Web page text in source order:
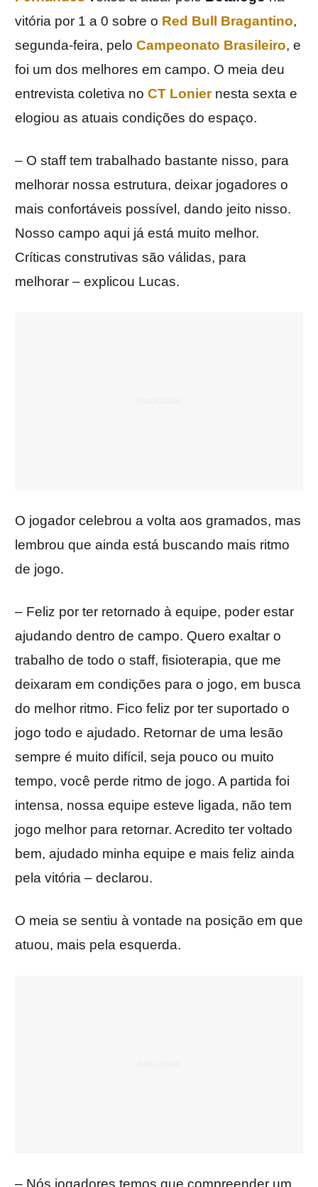
vitória por 1 a 0 sobre o Red Bull Bragantino,
segunda-feira, pelo Campeonato Brasileiro, e
foi um dos melhores em campo. O meia deu
entrevista coletiva no CT Loniernesta sexta e
elogiou as atuais condições do espaço.
– O staff tem trabalhado bastante nisso, para
melhorar nossa estrutura, deixar jogadores o
mais confortáveis possível, dando jeito nisso.
Nosso campo aqui já está muito melhor.
Críticas construtivas são válidas, para
melhorar – explicou Lucas.
O jogador celebrou a volta aos gramados, mas
lembrou que ainda está buscando mais ritmo
de jogo.
– Feliz por ter retornado à equipe, poder estar
ajudando dentro de campo. Quero exaltar o
trabalho de todo o staff, fisioterapia, que me
deixaram em condições para o jogo, em busca
do melhor ritmo. Fico feliz por ter suportado o
jogo todo e ajudado. Retornar de uma lesão
sempre é muito difícil, seja pouco ou muito
tempo, você perde ritmo de jogo. A partida foi
intensa, nossa equipe esteve ligada, não tem
jogo melhor para retornar. Acredito ter voltado
bem, ajudado minha equipe e mais feliz ainda
pela vitória – declarou.
O meia se sentiu à vontade na posição em que
atuou, mais pela esquerda.